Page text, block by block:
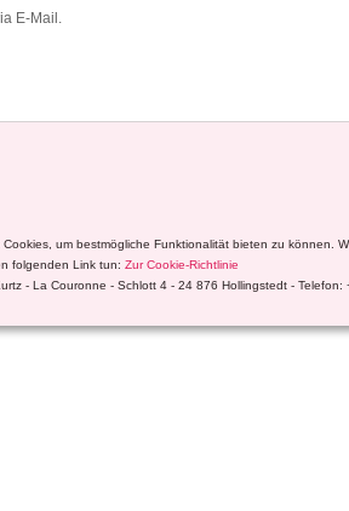
E-Mail.
um bestmögliche Funktionalität bieten zu können.
folgenden Link tun: Zur Cookie-Richtlinie
- La Couronne - Schlott 4 - 24 876 Hollingstedt -